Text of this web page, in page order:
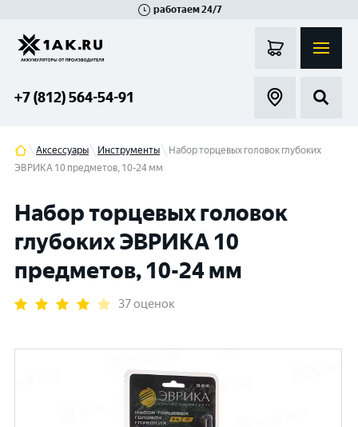
работаем 24/7
+7 (812) 564-54-91
Аксессуары Инструменты
Набор торцевых головок глубоких
ЭВРИКА 10 предметов, 10-24 мм
Набор торцевых головок
глубоких ЭВРИКА 10
предметов, 10-24 мм
37 оценок
Гатчина